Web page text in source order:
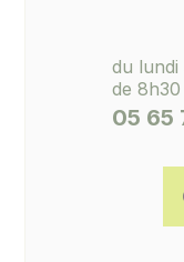
du lundi
de 8h30
05 65